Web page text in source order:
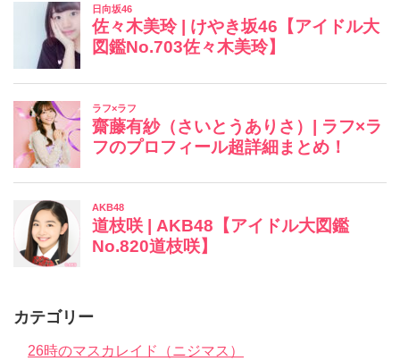
カテゴリー
26時のマスカレイド（ニジマス）